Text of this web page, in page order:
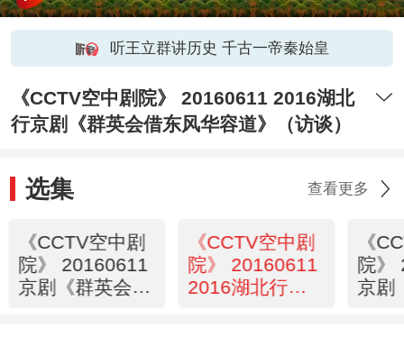
听王立群讲历史 千古一帝秦始皇
《CCTV空中剧院》 20160611 2016湖北
行京剧《群英会借东风华容道》（访谈）
选集 查看更多
《CCTV空中剧
院》 20160611
京剧《群英会借
《CCTV空中剧
院》 20160611
2016湖北行京
《
院》
京剧